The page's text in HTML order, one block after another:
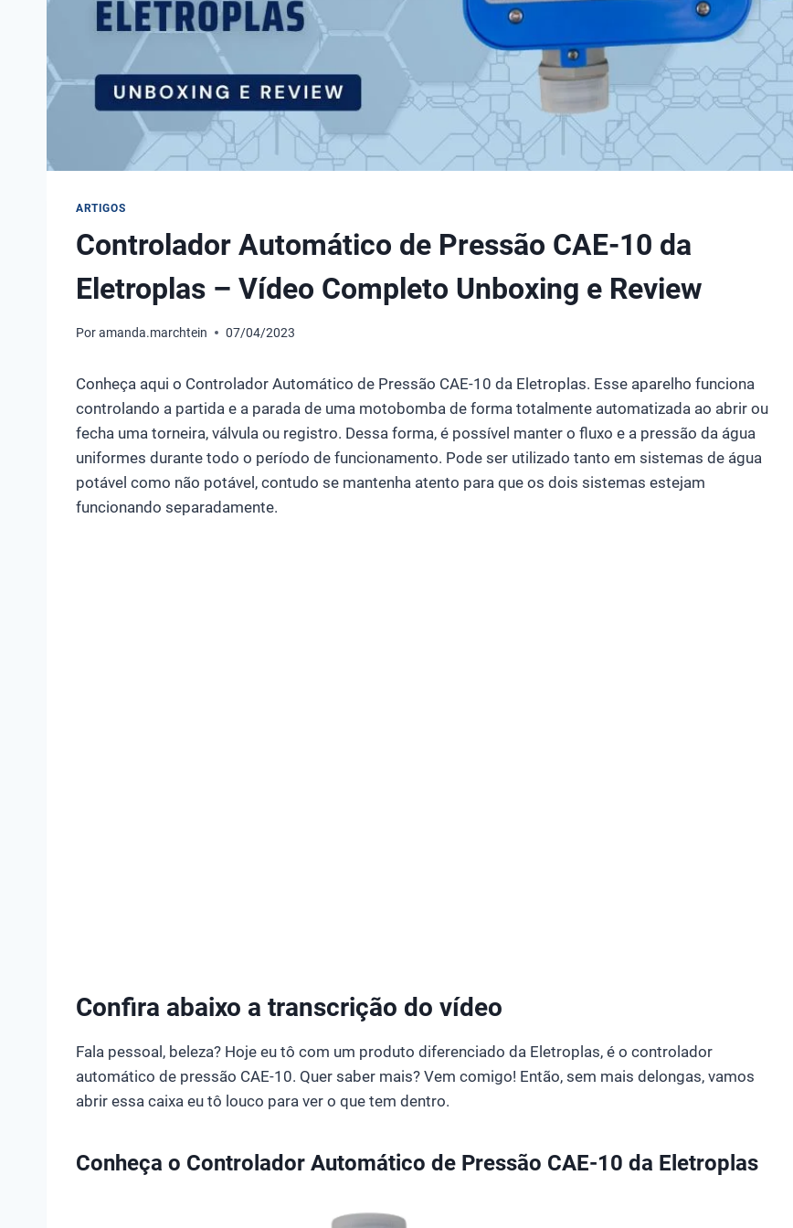
ARTIGOS
Controlador Automático de Pressão CAE-10 da
Eletroplas – Vídeo Completo Unboxing e Review
Poramanda.marchtein 07/04/2023
Conheça aqui o Controlador Automático de Pressão CAE-10 da Eletroplas. Esse aparelho funciona
controlando a partida e a parada de uma motobomba de forma totalmente automatizada ao abrir ou
fecha uma torneira, válvula ou registro. Dessa forma, é possível manter o fluxo e a pressão da água
uniformes durante todo o período de funcionamento. Pode ser utilizado tanto em sistemas de água
potável como não potável, contudo se mantenha atento para que os dois sistemas estejam
funcionando separadamente.
Confira abaixo a transcrição do vídeo
Fala pessoal, beleza? Hoje eu tô com um produto diferenciado da Eletroplas, é o controlador
automático de pressão CAE-10. Quer saber mais? Vem comigo! Então, sem mais delongas, vamos
abrir essa caixa eu tô louco para ver o que tem dentro.
Conheça o Controlador Automático de Pressão CAE-10 da Eletroplas